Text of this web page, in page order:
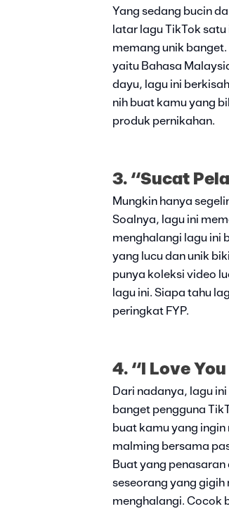
Yang sedang bucin
latar lagu TikTok
memang unik
yaitu Bahasa
dayu, lagu ini
nih buat kamu yang
produk pernikahan.
3. “Sucat
Mungkin hanya
Soalnya, lagu ini
menghalangi lagu ini
yang lucu dan unik
punya koleksi video
lagu ini. Siapa tahu
peringkat FYP.
4. “I Love
Dari nadanya, lagu
banget pengguna
buat kamu yang
malming bersama
Buat yang penasaran
seseorang yang
menghalangi. Cocok